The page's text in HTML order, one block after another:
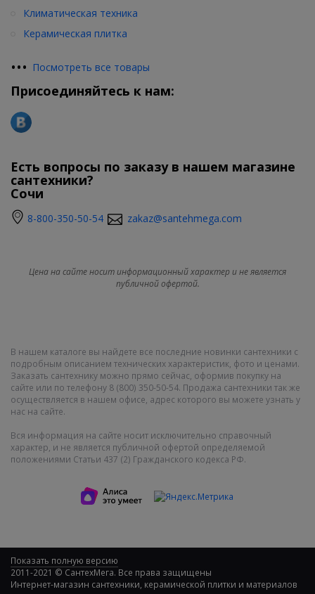
Климатическая техника
Керамическая плитка
••• Посмотреть все товары
Присоединяйтесь к нам:
Есть вопросы по заказу в нашем магазине
сантехники?
Сочи
8-800-350-50-54 zakaz@santehmega.com
Цена на сайте носит информационный характер и не является
публичной офертой.
В нашем каталоге вы найдете все последние новинки сантехники с
подробным описанием технических характеристик, фото и ценами.
Заказать сантехнику можно прямо сейчас, оформив покупку на
сайте или по телефону 8 (800) 350-50-54. Продажа сантехники так же
осуществляется в нашем офисе, адрес которого вы можете узнать у
нас на сайте.
Вся информация на сайте носит исключительно справочный
характер, и не является публичной офертой определяемой
положениями Статьи 437 (2) Гражданского кодекса РФ.
Показать полную версию
2011-2021 © СантехМега. Все права защищены
Интернет-магазин сантехники, керамической плитки и материалов